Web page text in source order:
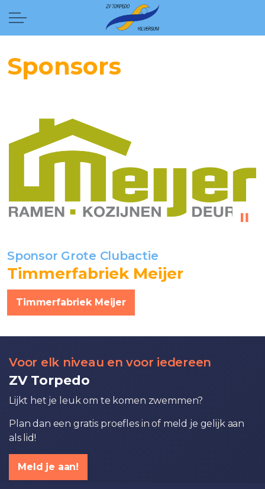
Sponsors
Sponsor Grote Clubactie
Timmerfabriek Meijer
Timmerfabriek Meijer
Voor elk niveau en voor iedereen
ZV Torpedo
Lijkt het je leuk om te komen zwemmen?
Plan dan een gratis proefles in of meld je gelijk aan
als lid!
Meld je aan!